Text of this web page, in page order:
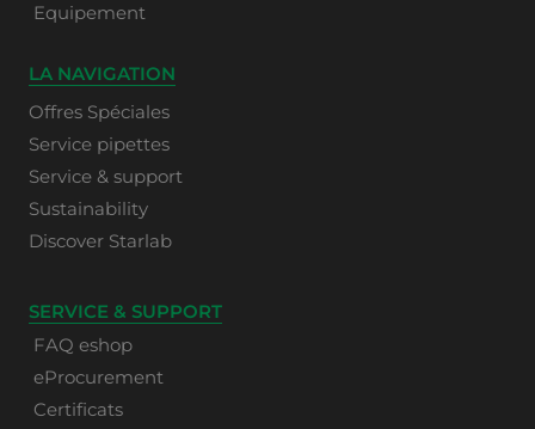
Equipement
LA NAVIGATION
Offres Spéciales
Service pipettes
Service & support
Sustainability
Discover Starlab
SERVICE & SUPPORT
FAQ eshop
eProcurement
Certificats